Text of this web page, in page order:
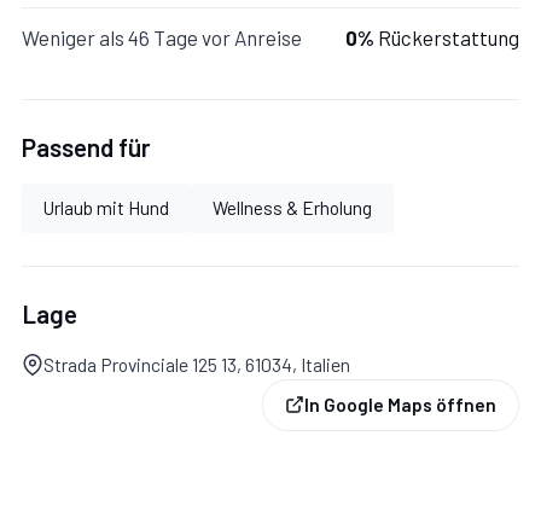
Italienische Kaffeemaschine, Amerikanische
Badezimmer:Waschbecken, WC, Bidet, Dusche.
Weniger als 46 Tage vor Anreise 0% Rückerstattung
Passend für
Urlaub mit Hund Wellness & Erholung
Lage
Strada Provinciale 125 13, 61034, Italien
In Google Maps öffnen